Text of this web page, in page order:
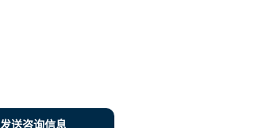
发送咨询信息